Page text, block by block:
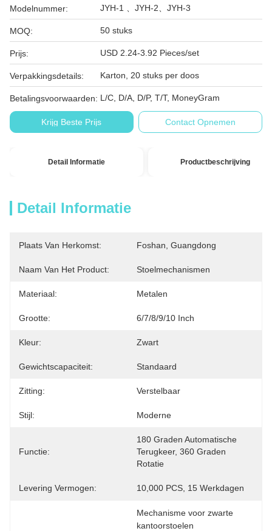
Modelnummer: JYH-1 、JYH-2、JYH-3
MOQ: 50 stuks
Prijs: USD 2.24-3.92 Pieces/set
Verpakkingsdetails: Karton, 20 stuks per doos
Betalingsvoorwaarden: L/C, D/A, D/P, T/T, MoneyGram
Krijg Beste Prijs Contact Opnemen
Detail Informatie Productbeschrijving
Detail Informatie
Plaats Van Herkomst: Foshan, Guangdong
Naam Van Het Product: Stoelmechanismen
Materiaal: Metalen
Grootte: 6/7/8/9/10 Inch
Kleur: Zwart
Gewichtscapaciteit: Standaard
Zitting: Verstelbaar
Stijl: Moderne
Functie:
180 Graden Automatische
Terugkeer, 360 Graden
Rotatie
Levering Vermogen: 10,000 PCS, 15 Werkdagen
Mechanisme voor zwarte
kantoorstoelen